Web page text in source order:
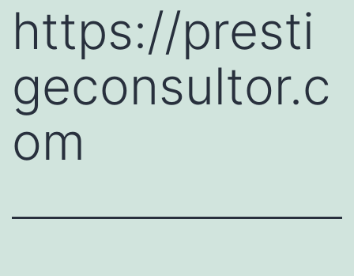
https://presti
geconsultor.c
om